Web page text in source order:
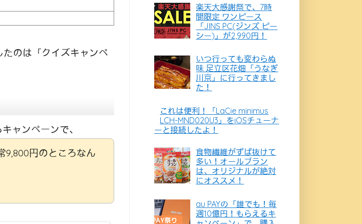
のは「クイズキャンペ
ャンペーンで、
9,800円のところなん
楽天大感謝祭で、7時
間限定 ワンピース
「JINS PC(ジンズ ピー
シー)」が2,990円！
いつ行っても変わらぬ
味 足立区花畑「うなぎ
川京」に行ってきまし
た！
これは便利！「LaCie minimus
LCH-MND020U3」をiOSチューナ
ーと接続したよ！
食物繊維がずば抜けて
多い！オールブラン
は、オリジナルが絶対
にオススメ！
au PAYの「誰でも！毎
週10億円！もらえるキ